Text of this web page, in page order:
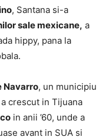
, Santana si-a
sale mexicane, a
hippy, pana la
Navarro, un municipiu
crescut in Tijuana
in anii ’60, unde a
avant in SUA si